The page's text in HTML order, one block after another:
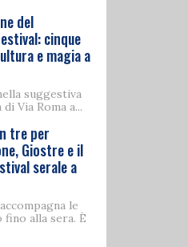
del
cinque
e magia a
suggestiva
Via Roma a...
tre per
Giostre e il
serale a
le
alla sera. È